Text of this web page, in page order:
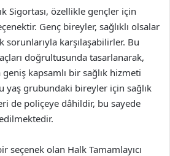
Sigortası, özellikle gençler için
Genç bireyler, sağlıklı olsalar
sorunlarıyla karşılaşabilirler. Bu
doğrultusunda tasarlanarak,
kapsamlı bir sağlık hizmeti
yaş grubundaki bireyler için sağlık
de poliçeye dâhildir, bu sayede
seçenek olan Halk Tamamlayıcı